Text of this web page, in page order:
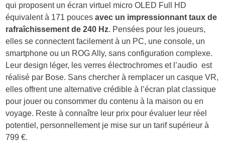
qui proposent un écran virtuel micro OLED Full HD
équivalent à 171 poucesavec un impressionnant taux de
rafraîchissement de 240 Hz. Pensées pour les joueurs,
elles se connectent facilement à un PC, une console, un
smartphone ou un ROG Ally, sans configuration complexe.
Leur design léger, les verres électrochromes et l’audio est
réalisé par Bose. Sans chercher à remplacer un casque VR,
elles offrent une alternative crédible à l’écran plat classique
pour jouer ou consommer du contenu à la maison ou en
voyage. Reste à connaître leur prix pour évaluer leur réel
potentiel, personnellement je mise sur un tarif supérieur à
799 €.